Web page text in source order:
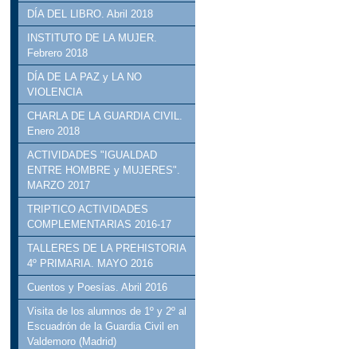
DÍA DEL LIBRO. Abril 2018
INSTITUTO DE LA MUJER.
Febrero 2018
DÍA DE LA PAZ y LA NO
VIOLENCIA
CHARLA DE LA GUARDIA CIVIL.
Enero 2018
ACTIVIDADES "IGUALDAD
ENTRE HOMBRE y MUJERES".
MARZO 2017
TRIPTICO ACTIVIDADES
COMPLEMENTARIAS 2016-17
TALLERES DE LA PREHISTORIA
4º PRIMARIA. MAYO 2016
Cuentos y Poesías. Abril 2016
Visita de los alumnos de 1º y 2º al
Escuadrón de la Guardia Civil en
Valdemoro (Madrid)